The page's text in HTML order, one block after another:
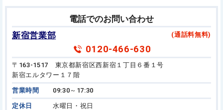
電話でのお問い合わせ
新宿営業部
(通話料無料)
0120-466-630
〒163-1517 東京都新宿区西新宿１丁目６番１号
新宿エルタワー１７階
営業時間 09:30～17:30
定休日 水曜日・祝日